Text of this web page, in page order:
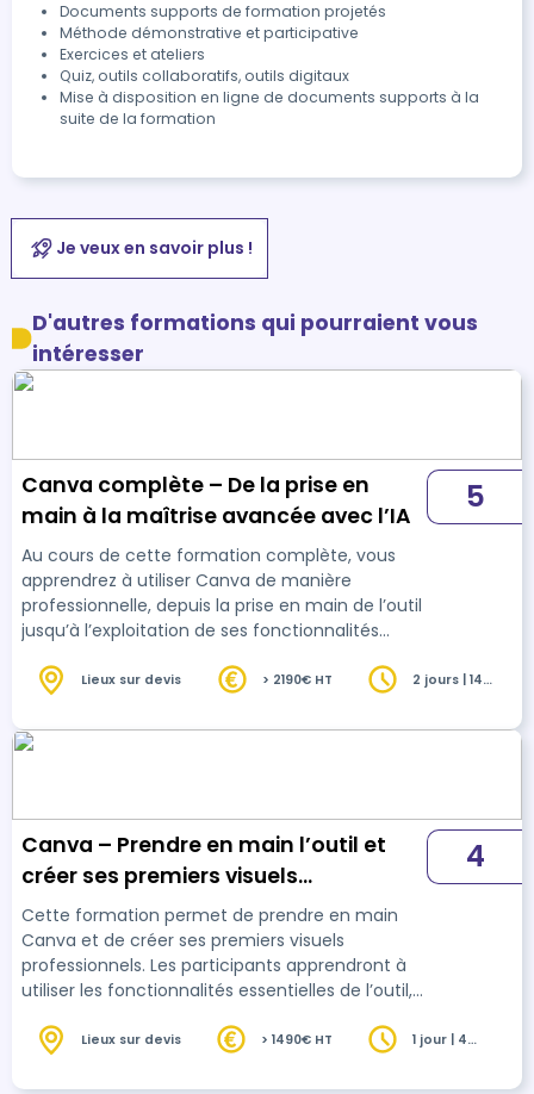
Documents supports de formation projetés
Méthode démonstrative et participative
Exercices et ateliers
Quiz, outils collaboratifs, outils digitaux
Mise à disposition en ligne de documents supports à la
suite de la formation
Je veux en savoir plus !
D'autres formations qui pourraient vous
intéresser
Canva complète – De la prise en
main à la maîtrise avancée avec l’IA
Au cours de cette formation complète, vous
apprendrez à utiliser Canva de manière
professionnelle, depuis la prise en main de l’outil
jusqu’à l’exploitation de ses fonctionnalités
artificielle. Vous développerez des
supports de communication performants,
cohérents et adaptés à différents supports de
5
Lieux sur devis > 2190€ HT
2 jours | 14
Canva – Prendre en main l’outil et
créer ses premiers visuels
professionnels 4h
Cette formation permet de prendre en main
Canva et de créer ses premiers visuels
professionnels. Les participants apprendront à
utiliser les fonctionnalités essentielles de l’outil,
à produire des visuels prêts à être diffusés.
4
Lieux sur devis > 1490€ HT
1 jour | 4